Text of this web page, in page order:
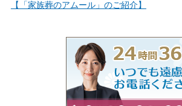
【「家族葬のアムール」のご紹介】